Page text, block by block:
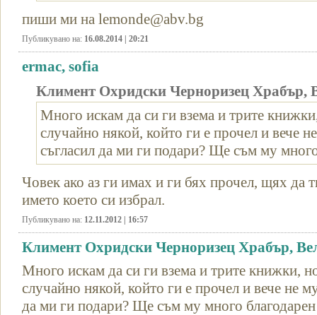
пиши ми на lemonde@abv.bg
Публикувано на: 16.08.2014 | 20:21
ermac, sofia
Климент Охридски Черноризец Храбър,
Много искам да си ги взема и трите
случайно някой, който ги е прочел и вече
съгласил да ми ги подари? Ще съм му
Човек ако аз ги имах и ги бях прочел, щях да
името което си избрал.
Публикувано на: 12.11.2012 | 16:57
Климент Охридски Черноризец Храбър,
Много искам да си ги взема и трите книжки,
случайно някой, който ги е прочел и вече не
да ми ги подари? Ще съм му много